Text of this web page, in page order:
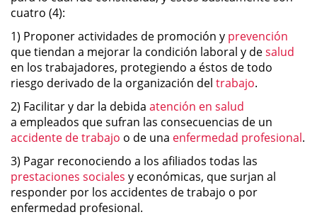
cuatro (4):
1) Proponer actividades de promoción y prevención
que tiendan a mejorar la condición laboral y desalud
en los trabajadores, protegiendo a éstos de todo
riesgo derivado de la organización del trabajo.
2) Facilitar y dar la debida atención en salud
a empleados que sufran las consecuencias de un
accidente de trabajo o de una enfermedad profesional.
3) Pagar reconociendo a los afiliados todas las
prestaciones sociales y económicas, que surjan al
responder por los accidentes de trabajo o por
enfermedad profesional.